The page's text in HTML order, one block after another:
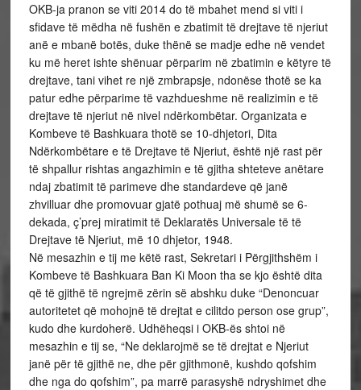
OKB-ja pranon se viti 2014 do të mbahet mend si viti i
sfidave të mëdha në fushën e zbatimit të drejtave të njeriut
anë e mbanë botës, duke thënë se madje edhe në vendet
ku më heret ishte shënuar përparim në zbatimin e këtyre të
drejtave, tani vihet re një zmbrapsje, ndonëse thotë se ka
patur edhe përparime të vazhdueshme në realizimin e të
drejtave të njeriut në nivel ndërkombëtar. Organizata e
Kombeve të Bashkuara thotë se 10-dhjetori, Dita
Ndërkombëtare e të Drejtave të Njeriut, është një rast për
të shpallur rishtas angazhimin e të gjitha shteteve anëtare
ndaj zbatimit të parimeve dhe standardeve që janë
zhvilluar dhe promovuar gjatë pothuaj më shumë se 6-
dekada, ç’prej miratimit të Deklaratës Universale të të
Drejtave të Njeriut, më 10 dhjetor, 1948.
Në mesazhin e tij me këtë rast, Sekretari i Përgjithshëm i
Kombeve të Bashkuara Ban Ki Moon tha se kjo është dita
që të gjithë të ngrejmë zërin së abshku duke “Denoncuar
autoritetet që mohojnë të drejtat e cilitdo person ose grup”,
kudo dhe kurdoherë. Udhëheqsi i OKB-ës shtoi në
mesazhin e tij se, “Ne deklarojmë se të drejtat e Njeriut
janë për të gjithë ne, dhe për gjithmonë, kushdo qofshim
dhe nga do qofshim”, pa marrë parasyshë ndryshimet dhe